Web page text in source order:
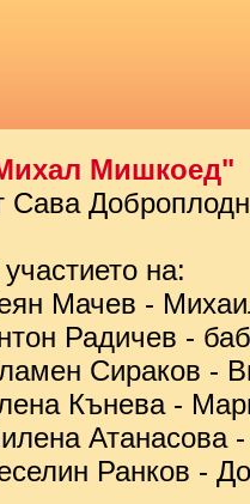
Мишкоед"
Сава
на:
Мачев -
Радичев -
Сираков -
Кънева -
Атанасова
Ранков -